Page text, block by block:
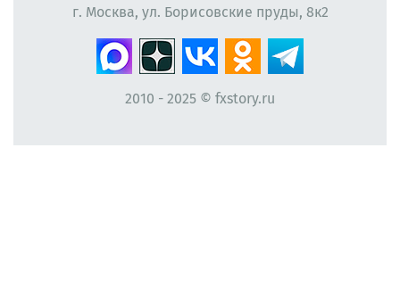
г. Москва, ул. Борисовские пруды, 8к2
2010 - 2025 © fxstory.ru